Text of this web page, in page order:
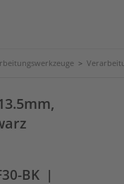
>
BK |